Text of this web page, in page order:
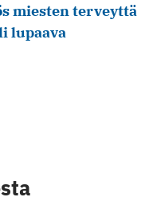
miesten terveyttä
lupaava